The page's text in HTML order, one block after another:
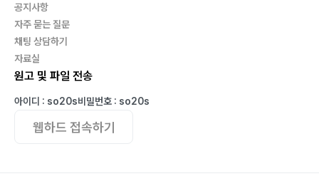
027 참 타고난 사람이다74
재능과 노력
028 타고난 복76
운명과 노력
성공과 실패, 평범함과 비범함 사이
030 행운은 총량이 있을까?80
공지사항
자주 묻는 질문
채팅 상담하기
자료실
원고 및 파일 전송
아이디 : so20s비밀번호 : so20s
웹하드 접속하기